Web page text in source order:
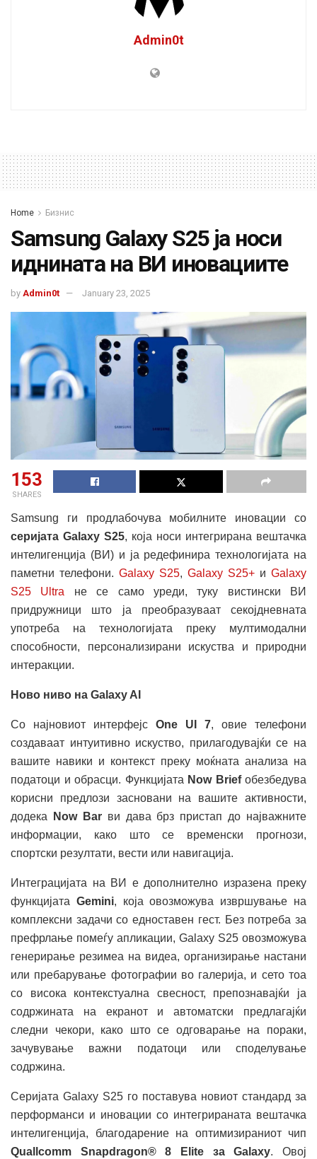
Admin0t
Home Бизнис
Samsung Galaxy S25 ја носи
иднината на ВИ иновациите
by Admin0t January 23, 2025
153
SHARES
Samsung ги продлабочува мобилните иновации со
серијата Galaxy S25, која носи интегрирана вештачка
интелигенција (ВИ) и ја редефинира технологијата на
паметни телефони. Galaxy S25, Galaxy S25+ и Galaxy
S25 Ultra не се само уреди, туку вистински ВИ
придружници што ја преобразуваат секојдневната
употреба на технологијата преку мултимодални
способности, персонализирани искуства и природни
интеракции.
Ново ниво на Galaxy AI
Со најновиот интерфејс One UI 7, овие телефони
создаваат интуитивно искуство, прилагодувајќи се на
вашите навики и контекст преку моќната анализа на
податоци и обрасци. Функцијата Now Briefобезбедува
корисни предлози засновани на вашите активности,
додека
Now Barви дава брз пристап до најважните
информации, како што се временски прогнози,
спортски резултати, вести или навигација.
Интеграцијата на ВИ е дополнително изразена преку
функцијата Gemini, која овозможува извршување на
комплексни задачи со едноставен гест. Без потреба за
префрлање помеѓу апликации, Galaxy S25 овозможува
генерирање резимеа на видеа, организирање настани
или пребарување фотографии во галерија, и сето тоа
со висока контекстуална свесност, препознавајќи ја
содржината на екранот и автоматски предлагајќи
следни чекори, како што се одговарање на пораки,
зачувување важни податоци или споделување
содржина.
Серијата Galaxy S25 го поставува новиот стандард за
перформанси и иновации со интегрираната вештачка
интелигенција, благодарение на оптимизираниот чип
Quallcomm Snapdragon® 8 Elite за Galaxy. Овој